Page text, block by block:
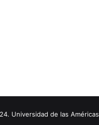
Universidad de las